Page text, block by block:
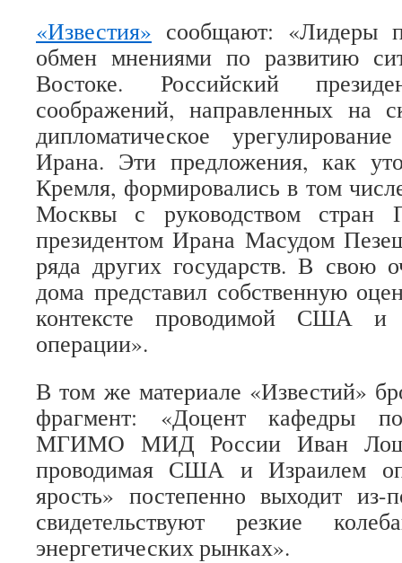
«Известия» сообщают: «Лидеры
обмен мнениями по развитию
Востоке. Российский
соображений, направленных на
дипломатическое
Ирана. Эти предложения, как
Кремля, формировались в том
Москвы с руководством стран
президентом Ирана Масудом
ряда других государств. В свою
дома представил собственную
контексте проводимой США и
операции».
В том же материале «Известий»
фрагмент: «Доцент кафедры
МГИМО МИД России Иван
проводимая США и Израилем
ярость» постепенно выходит
свидетельствуют резкие
энергетических рынках».